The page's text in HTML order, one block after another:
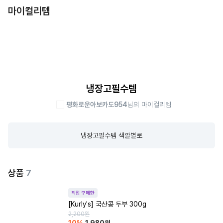
마이컬리템
냉장고필수템
평화로운아보카도954님의 마이컬리템
냉장고필수템 색깔별로
상품 7
직접 구매한
[Kurly's] 국산콩 두부 300g
2,200원